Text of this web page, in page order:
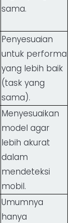
sama.
Penyesuaian
untuk performa
yang lebih baik
(task yang
sama).
Menyesuaikan
model agar
lebih akurat
dalam
mendeteksi
mobil.
Umumnya
hanya